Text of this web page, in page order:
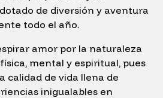
de diversión y aventura
todo el año.
amor por la naturaleza
mental y espiritual, pues
calidad de vida llena de
inigualables en